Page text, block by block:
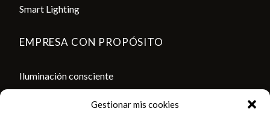
Gestionar mis cookies
https://policies.google.com/terms?hl=fr
https://policies.google.com/privacy?hl=fr
Smart Lighting
EMPRESA CON PROPÓSITO
Iluminación consciente
Medio ambiente
Compromiso humano